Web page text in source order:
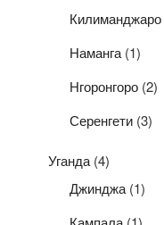
Килиманджаро
Наманга(1)
Нгоронгоро (2)
Серенгети (3)
Уганда (4)
Джинджа(1)